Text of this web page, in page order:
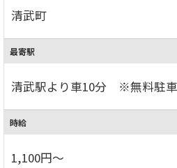
清武町
最寄駅
清武駅より車10分 ※無料駐
時給
1,100円～